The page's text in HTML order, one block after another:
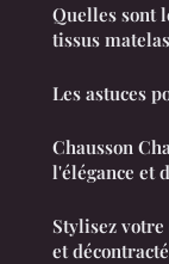
Quelles sont
tissus
Les astuces
Chausson
l'élégance et
Stylisez
et décontracté